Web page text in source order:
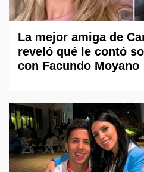
La mejor amiga de
reveló qué le contó
con Facundo Moyano